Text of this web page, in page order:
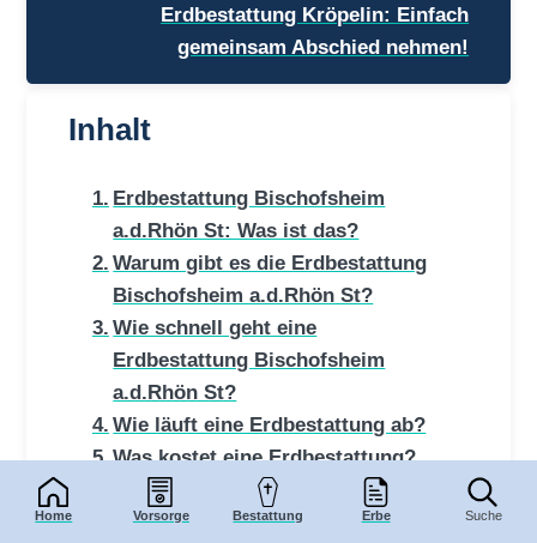
Home Vorsorge Bestattung Erbe Suche
Erdbestattung Kröpelin: Einfach
gemeinsam Abschied nehmen!
Inhalt
Erdbestattung Bischofsheim
a.d.Rhön St: Was ist das?
Warum gibt es die Erdbestattung
Bischofsheim a.d.Rhön St?
Wie schnell geht eine
Erdbestattung Bischofsheim
a.d.Rhön St?
Wie läuft eine Erdbestattung ab?
Was kostet eine Erdbestattung?
(2022)
Was ist teurer Erdbestattung oder